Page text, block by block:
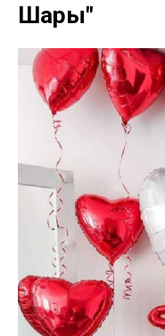
Шары"